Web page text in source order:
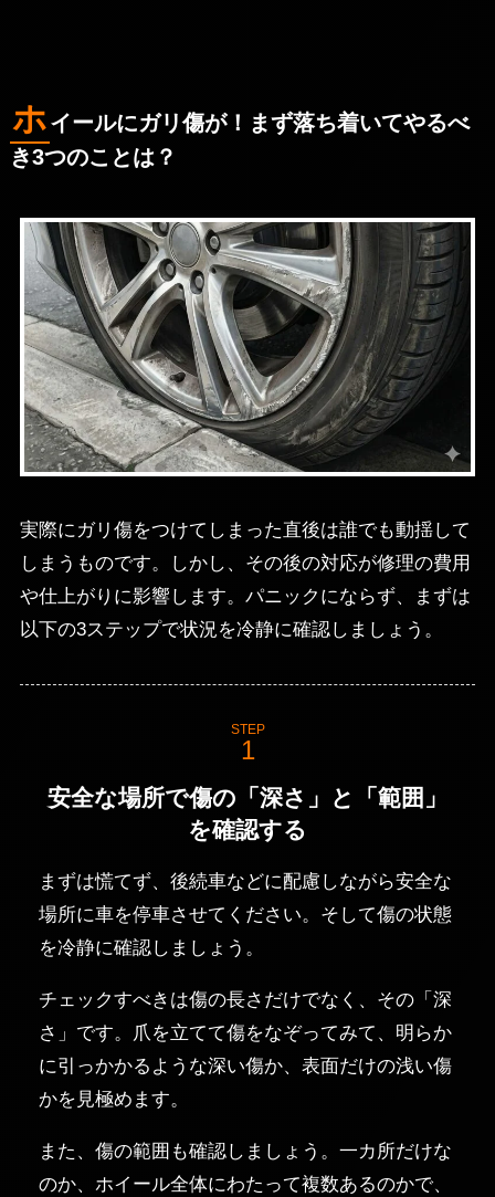
ホイールにガリ傷が！まず落ち着いてやるべ
き3つのことは？
実際にガリ傷をつけてしまった直後は誰でも動揺して
しまうものです。しかし、その後の対応が修理の費用
や仕上がりに影響します。パニックにならず、まずは
以下の3ステップで状況を冷静に確認しましょう。
STEP
安全な場所で傷の「深さ」と「範囲」
を確認する
まずは慌てず、後続車などに配慮しながら安全な
場所に車を停車させてください。そして傷の状態
を冷静に確認しましょう。
チェックすべきは傷の長さだけでなく、その「深
さ」です。爪を立てて傷をなぞってみて、明らか
に引っかかるような深い傷か、表面だけの浅い傷
かを見極めます。
また、傷の範囲も確認しましょう。一カ所だけな
のか、ホイール全体にわたって複数あるのかで、